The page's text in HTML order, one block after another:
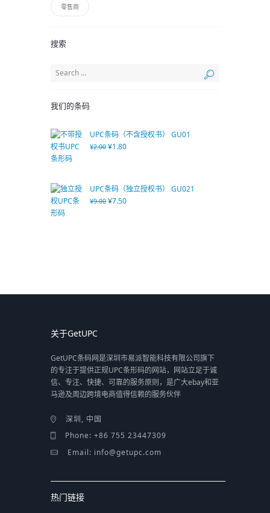
零售商
搜索
我们的条码
UPC条码（不含授权书） GU01
¥2.00 ¥1.80
UPC条码（独立授权书） GU021
¥9.00 ¥7.50
关于GetUPC
GetUPC条码网是深圳市易派智能科技有限公司旗下
的专注于提供正规UPC条形码的网站，网站立足于诚
信、专注、快捷、可靠的服务原则，是广大ebay和亚
马逊及周边跨境电商值得信赖的服务伙伴
深圳, 中国
Phone: +86 755 23447309
Email: info@getupc.com
热门链接